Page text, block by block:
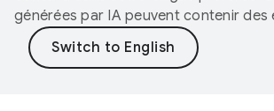
générées par IA peuvent contenir des